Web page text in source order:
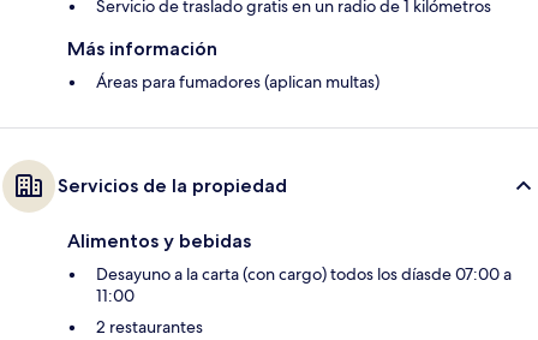
Servicio de traslado gratis en un radio de 1 kilómetros
Más información
Áreas para fumadores (aplican multas)
Servicios de la propiedad
Alimentos y bebidas
Desayuno a la carta (con cargo) todos los díasde 07:00 a
11:00
2 restaurantes